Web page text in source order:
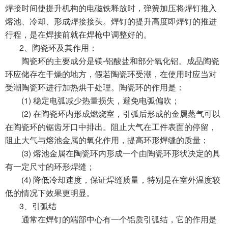
焊接时间使提升机构的电磁铁释放时，弹簧加压将焊钉推入
熔池、冷却、形成焊接接头。焊钉的提升高度即焊钉的推进
行程，是在焊接前就在焊枪中调整好的。
2 、陶瓷环及其作用：
陶瓷环的主要成分是镁-铝酸盐和部分氧化铝。成品陶瓷
环应储存在干燥的地方，假若陶瓷环受潮，在使用时应当对
受潮陶瓷环进行加热烘干处理。陶瓷环的作用是：
(1) 稳定电弧减少热量损失，避免电弧偏吹；
(2) 在陶瓷环内形成燃烧室，引弧后形成的金属蒸气可以
在陶瓷环的锯齿牙口中排出。阻止大气在工件表面的停留，
阻止大气与熔池金属的氧化作用，提高环形焊缝的质量；
(3) 熔池金属在陶瓷环内形成一个由陶瓷环形状决定的具
有一定尺寸的环形焊缝；
(4) 降低冷却速度，保证焊缝质量，特别是在室外温度较
低的情况下效果更明显。
3 、引弧结
通常在焊钉的端部中心有一个铝质引弧结，它的作用是